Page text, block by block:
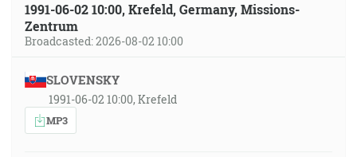
1991-06-02 10:00, Krefeld, Germany, Missions-
Zentrum
Broadcasted: 2026-08-02 10:00
SLOVENSKY
1991-06-02 10:00, Krefeld
MP3